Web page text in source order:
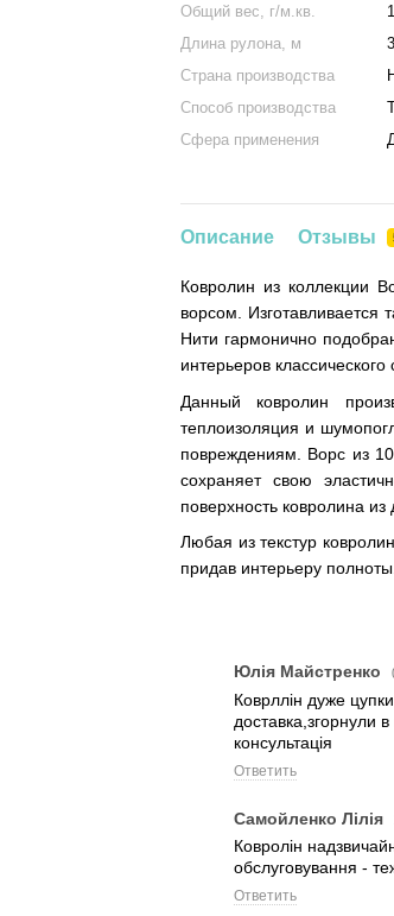
Общий вес, г/м.кв.
Длина рулона, м
Страна производства
Способ производства
Сфера применения
Описание Отзывы
Ковролин из коллекции
ворсом. Изготавливается
Нити гармонично
интерьеров классического
Данный ковролин
теплоизоляция и
повреждениям. Ворс из
сохраняет свою
поверхность ковролина из
Любая из текстур
придав интерьеру полноты.
Юлія Майстренко
Коврллін дуже
доставка,згорнули
консультація
Ответить
Самойленко Лілія
Ковролін
обслуговування -
Ответить